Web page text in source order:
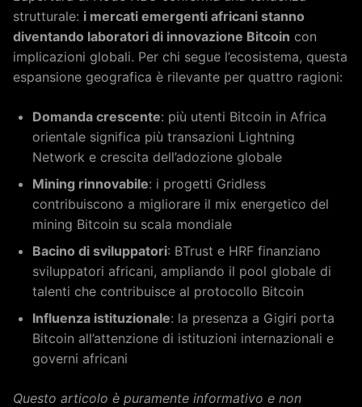
strutturale: i mercati emergenti africani stanno
diventando laboratori di innovazione Bitcoin con
implicazioni globali. Per chi segue l’ecosistema, questa
espansione geografica è rilevante per quattro ragioni:
Domanda crescente: più utenti Bitcoin in Africa
orientale significa più transazioni Lightning
Network e crescita dell’adozione globale
Mining rinnovabile: i progetti Gridless
contribuiscono a migliorare il mix energetico del
mining Bitcoin su scala mondiale
Bacino di sviluppatori: BTrust e HRF finanziano
sviluppatori africani, ampliando il pool globale di
talenti che contribuisce al protocollo Bitcoin
Influenza istituzionale: la presenza a Gigiri porta
Bitcoin all’attenzione di istituzioni internazionali e
governi africani
Questo articolo è puramente informativo e non